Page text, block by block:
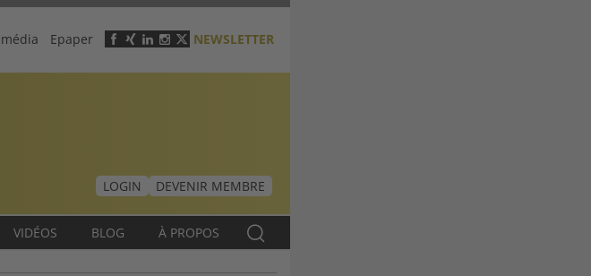
Header
menu
Epaper NEWSLETTER
LOGIN
DEVENIR MEMBRE
VIDÉOS BLOG À PROPOS